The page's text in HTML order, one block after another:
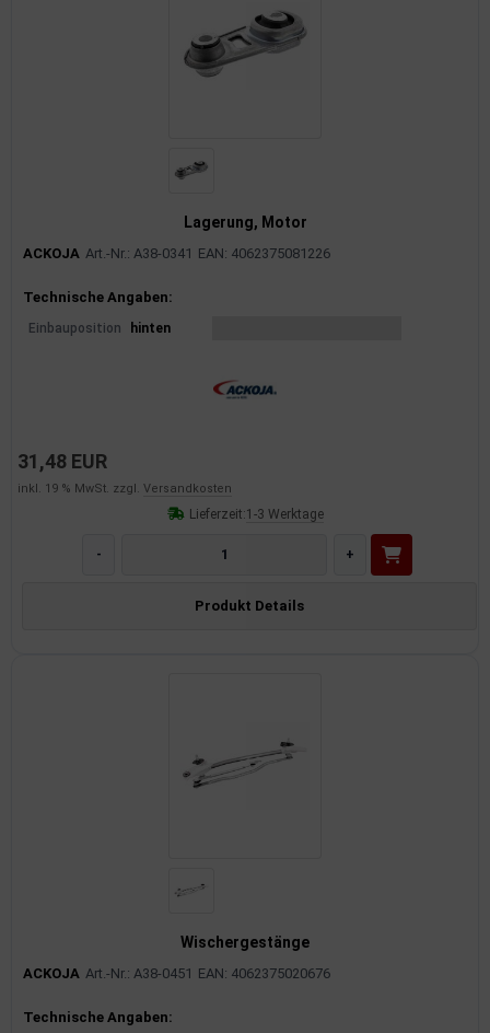
Lagerung, Motor
ACKOJA Art.-Nr.: A38-0341 EAN: 4062375081226
Produktinformationen
Technische Angaben:
Einbauposition hinten
31,48 EUR
inkl. 19 % MwSt. zzgl. Versandkosten
Lieferzeit:1-3 Werktage
- +
Produkt Details
Wischergestänge
ACKOJA Art.-Nr.: A38-0451 EAN: 4062375020676
Produktinformationen
Technische Angaben: